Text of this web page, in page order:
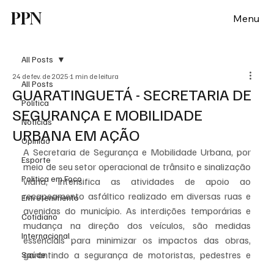
PPN Menu
All Posts
Política
Notícias
Opinião
Esporte
Politica em Foco
Entretenimento
Cotidiano
Internacional
Saúde
All Posts
GUARATINGUETÁ - SECRETARIA DE
SEGURANÇA E MOBILIDADE
URBANA EM AÇÃO
24 de fev. de 2025 1 min de leitura
A Secretaria de Segurança e Mobilidade Urbana, por
meio de seu setor operacional de trânsito e sinalização
viária, intensifica as atividades de apoio ao
recapeamento asfáltico realizado em diversas ruas e
avenidas do município. As interdições temporárias e
mudança na direção dos veículos, são medidas
essenciais para minimizar os impactos das obras,
garantindo a segurança de motoristas, pedestres e